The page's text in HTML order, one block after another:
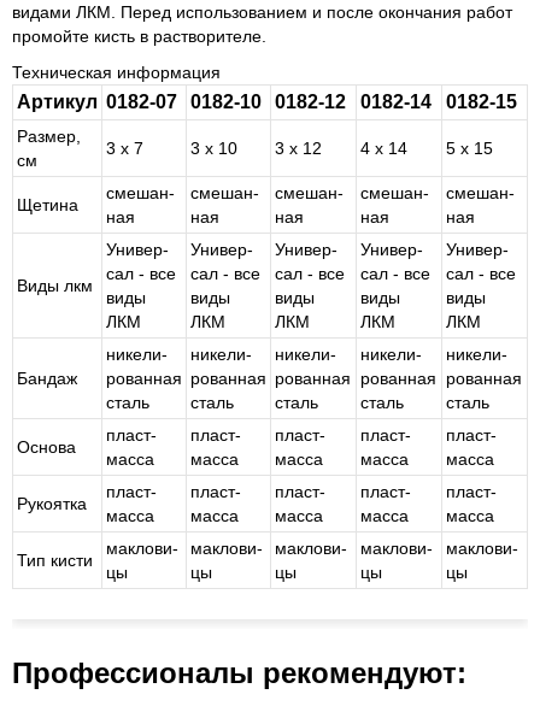
видами ЛКМ. Перед использованием и после окончания работ
промойте кисть в растворителе.
Техническая информация
Артикул 0182-07 0182-10 0182-12 0182-14 0182-15
Размер,
см
3 х 7 3 х 10 3 х 12 4 х 14 5 х 15
Щетина
сме­шан­
ная
сме­шан­
ная
сме­шан­
ная
сме­шан­
ная
сме­шан­
ная
Виды лкм
Уни­вер­
сал - все
виды
ЛКМ
Уни­вер­
сал - все
виды
ЛКМ
Уни­вер­
сал - все
виды
ЛКМ
Уни­вер­
сал - все
виды
ЛКМ
Уни­вер­
сал - все
виды
ЛКМ
Бандаж
ни­ке­ли­
ро­ван­ная
сталь
ни­ке­ли­
ро­ван­ная
сталь
ни­ке­ли­
ро­ван­ная
сталь
ни­ке­ли­
ро­ван­ная
сталь
ни­ке­ли­
ро­ван­ная
сталь
Основа
пласт­
мас­са
пласт­
мас­са
пласт­
мас­са
пласт­
мас­са
пласт­
мас­са
Рукоятка
пласт­
мас­са
пласт­
мас­са
пласт­
мас­са
пласт­
мас­са
пласт­
мас­са
Тип кисти
ма­кло­ви­
цы
ма­кло­ви­
цы
ма­кло­ви­
цы
ма­кло­ви­
цы
ма­кло­ви­
цы
Профессионалы рекомендуют: